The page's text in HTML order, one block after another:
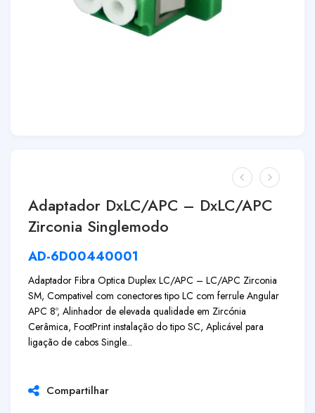
Adaptador DxLC/APC – DxLC/APC
Zirconia Singlemodo
AD-6D00440001
Adaptador Fibra Optica Duplex LC/APC – LC/APC Zirconia
SM, Compativel com conectores tipo LC com ferrule Angular
APC 8º, Alinhador de elevada qualidade em Zircónia
Cerâmica, FootPrint instalação do tipo SC, Aplicável para
ligação de cabos Single...
Compartilhar